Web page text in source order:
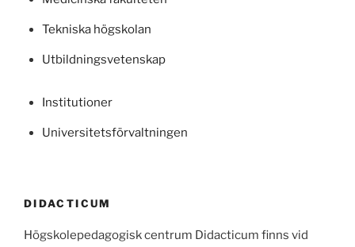
Tekniska högskolan
Utbildningsvetenskap
Institutioner
Universitetsförvaltningen
DIDACTICUM
Högskolepedagogisk centrum Didacticum finns vid